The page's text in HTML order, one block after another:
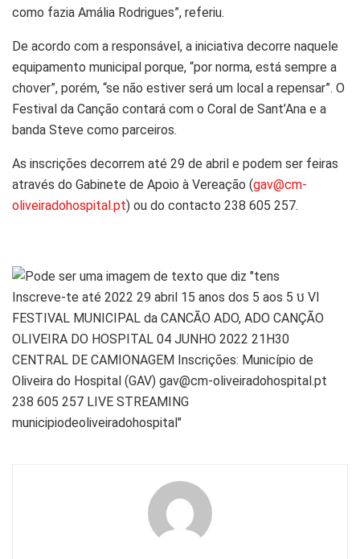
como fazia Amália Rodrigues”, referiu.
De acordo com a responsável, a iniciativa decorre naquele
equipamento municipal porque, “por norma, está sempre a
chover”, porém, “se não estiver será um local a repensar”. O
Festival da Canção contará com o Coral de Sant’Ana e a
banda Steve como parceiros.
As inscrições decorrem até 29 de abril e podem ser feiras
através do Gabinete de Apoio à Vereação (gav@cm-
oliveiradohospital.pt) ou do contacto 238 605 257.